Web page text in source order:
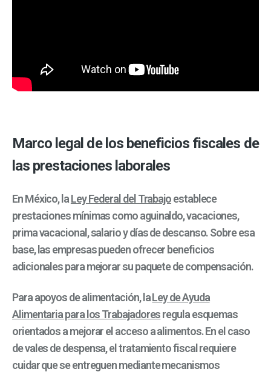
Marco legal de los beneficios fiscales de
las prestaciones laborales
En México, laLey Federal del Trabajoestablece
prestaciones mínimas como aguinaldo, vacaciones,
prima vacacional, salario y días de descanso. Sobre esa
base, las empresas pueden ofrecer beneficios
adicionales para mejorar su paquete de compensación.
Para apoyos de alimentación, laLey de Ayuda
Alimentaria para los Trabajadoresregula esquemas
orientados a mejorar el acceso a alimentos. En el caso
de vales de despensa, el tratamiento fiscal requiere
cuidar que se entreguen mediante mecanismos